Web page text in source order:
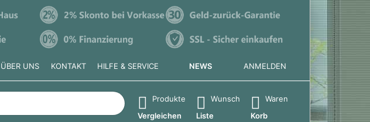
ÜBER UNS KONTAKT HILFE & SERVICE NEWS ANMELDEN
Ergebnisse. Drücken Sie die Eingabetaste, um alle Ergebnisse aufzurufen.
Produkte
Vergleichen
Wunsch
Liste
Waren
Korb